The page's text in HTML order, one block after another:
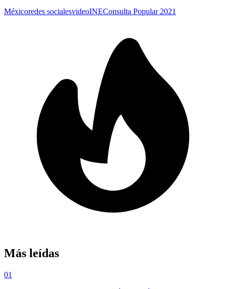
Méxicoredes socialesvideoINEConsulta Popular 2021
Más leídas
01